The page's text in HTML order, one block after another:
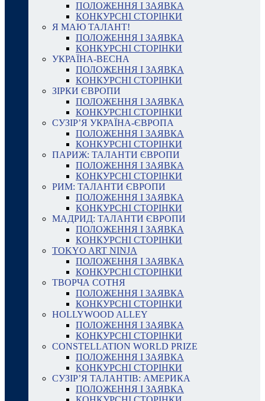
ПОЛОЖЕННЯ І ЗАЯВКА
КОНКУРСНІ СТОРІНКИ
Я МАЮ ТАЛАНТ!
ПОЛОЖЕННЯ І ЗАЯВКА
КОНКУРСНІ СТОРІНКИ
УКРАЇНА-ВЕСНА
ПОЛОЖЕННЯ І ЗАЯВКА
КОНКУРСНІ СТОРІНКИ
ЗІРКИ ЄВРОПИ
ПОЛОЖЕННЯ І ЗАЯВКА
КОНКУРСНІ СТОРІНКИ
СУЗІР’Я УКРАЇНА-ЄВРОПА
ПОЛОЖЕННЯ І ЗАЯВКА
КОНКУРСНІ СТОРІНКИ
ПАРИЖ: ТАЛАНТИ ЄВРОПИ
ПОЛОЖЕННЯ І ЗАЯВКА
КОНКУРСНІ СТОРІНКИ
РИМ: ТАЛАНТИ ЄВРОПИ
ПОЛОЖЕННЯ І ЗАЯВКА
КОНКУРСНІ СТОРІНКИ
МАДРИД: ТАЛАНТИ ЄВРОПИ
ПОЛОЖЕННЯ І ЗАЯВКА
КОНКУРСНІ СТОРІНКИ
TOKYO ART NINJA
ПОЛОЖЕННЯ І ЗАЯВКА
КОНКУРСНІ СТОРІНКИ
ТВОРЧА СОТНЯ
ПОЛОЖЕННЯ І ЗАЯВКА
КОНКУРСНІ СТОРІНКИ
HOLLYWOOD ALLEY
ПОЛОЖЕННЯ І ЗАЯВКА
КОНКУРСНІ СТОРІНКИ
CONSTELLATION WORLD PRIZE
ПОЛОЖЕННЯ І ЗАЯВКА
КОНКУРСНІ СТОРІНКИ
СУЗІР’Я ТАЛАНТІВ: АМЕРИКА
ПОЛОЖЕННЯ І ЗАЯВКА